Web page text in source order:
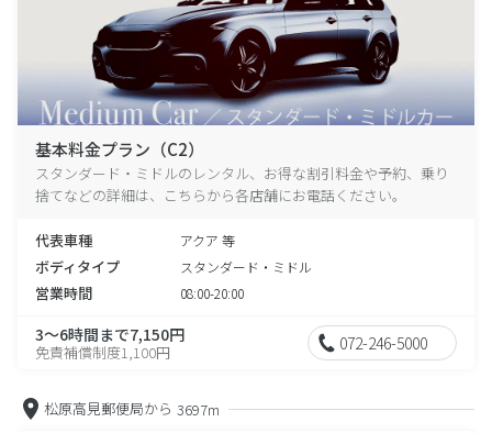
基本料金プラン（C2）
スタンダード・ミドルのレンタル、お得な割引料金や予約、乗り
捨てなどの詳細は、こちらから各店舗にお電話ください。
代表車種 アクア 等
ボディタイプ スタンダード・ミドル
営業時間 08:00-20:00
3～6時間まで7,150円
免責補償制度1,100円 072-246-5000
松原高見郵便局から 3697m